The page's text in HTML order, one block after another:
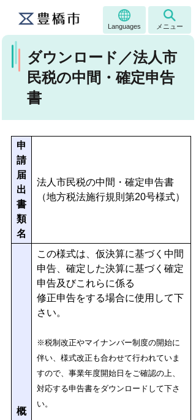
Languages メニュー
ダウンロード／法人市
民税の中間・確定申告
書
申
請
届
出
書
類
名
法人市民税の中間・確定申告書
（地方税法施行規則第20号様式）
概
この様式は、仮決算に基づく中間
申告、確定した決算に基づく確定
申告及びこれらに係る
修正申告をする場合に使用して下
さい。
※税制改正やマイナンバー制度の開始に
伴い、様式改正も合わせて行われていま
すので、事業年度開始日をご確認の上、
対応する申告書をダウンロードして下さ
い。